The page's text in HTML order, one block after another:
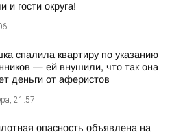
и гости округа!
спалила квартиру по указанию
— ей внушили, что так она
деньги от аферистов
21:57
опасность объявлена на